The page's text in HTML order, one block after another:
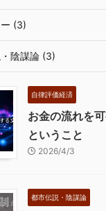
(3)
陰謀論 (3)
自律評価経済
お金の流れを
ということ
2026/4/3
都市伝説・陰謀論